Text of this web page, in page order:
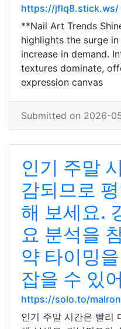
https://jflq8.stick.ws/
**Nail Art Trends
highlights the surge
increase in demand.
textures dominate,
expression canvas
Submitted on 2026-
인기 주말
감되므로
해 보세요.
요 분석을
약 타이밍
잡을 수 있
https://solo.to/
인기 주말 시간은 빨리